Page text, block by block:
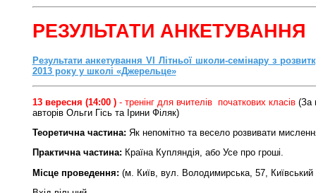
РЕЗУЛЬТАТИ АНКЕТУВАННЯ
Результати анкетування VI Літньої школи-семінару з
2013 року у школі «Джерельце»
13 вересня (14:00 )- тренінг для вчителів початкових класів(За
авторів Ольги Гісь та Ірини Філяк)
Теоретична частина: Як непомітно та весело розвивати
Практична частина: Країна Купляндія, або Усе про гроші.
Місце проведення: (м. Київ, вул. Володимирська, 57, Київський